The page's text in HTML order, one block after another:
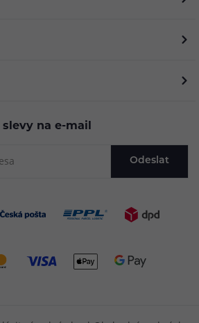
na e-mail
Odeslat